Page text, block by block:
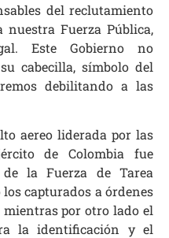
del reclutamiento
nuestra Fuerza Pública,
Este Gobierno no
cabecilla, símbolo del
debilitando a las
aereo liderada por las
de Colombia fue
la Fuerza de Tarea
capturados a órdenes
por otro lado el
la identificación y el